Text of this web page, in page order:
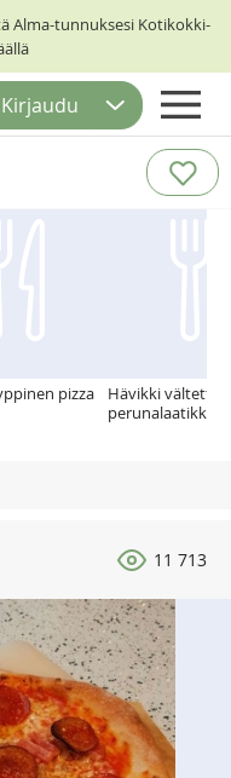
Alma-tunnuksesi Kotikokki-
Kirjaudu
pizza
Hävikki vältetty,
perunalaatikko
11 713